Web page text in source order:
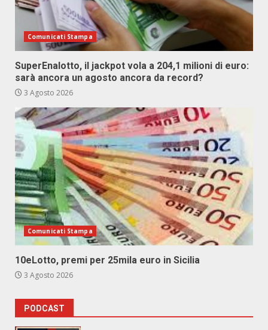
Comunicati Stampa
SuperEnalotto, il jackpot vola a 204,1 milioni di euro:
sarà ancora un agosto ancora da record?
3 Agosto 2026
Comunicati Stampa
10eLotto, premi per 25mila euro in Sicilia
3 Agosto 2026
PODCAST